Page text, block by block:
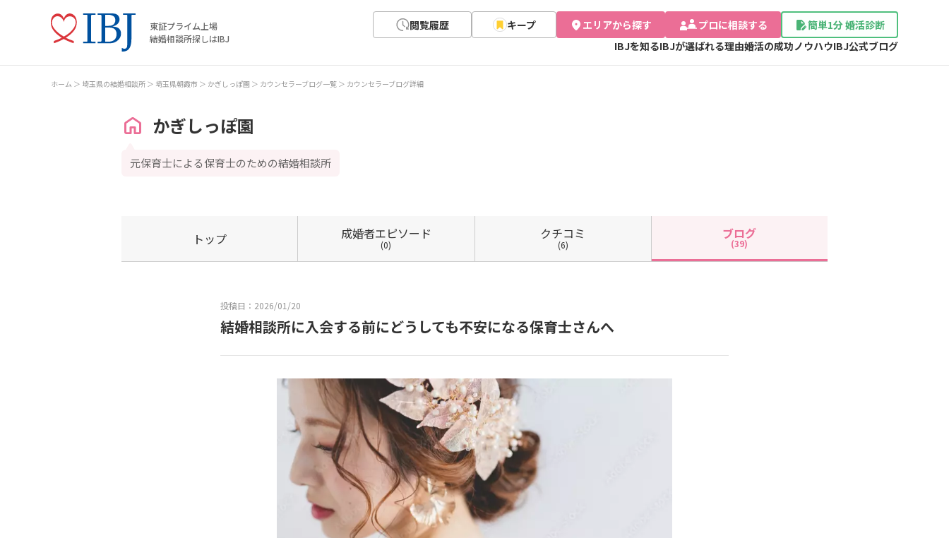
東証プライム上場
結婚相談所探しはIBJ
閲覧履歴 キープ エリアから探す プロに相談する
簡単1分 婚活診断
IBJを知るIBJが選ばれる理由婚活の成功ノウハウIBJ公式ブログ
ホーム 埼玉県の結婚相談所 埼玉県朝霞市 かぎしっぽ園 カウンセラーブログ一覧 カウンセラーブログ詳細
かぎしっぽ園
元保育士による保育士のための結婚相談所
トップ 成婚者エピソード
(0)
クチコミ
(6)
ブログ
(39)
投稿日：2026/01/20
結婚相談所に入会する前にどうしても不安になる保育士さんへ